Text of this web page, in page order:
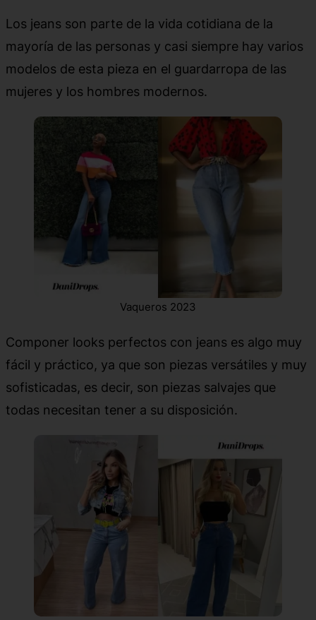
Los jeans son parte de la vida cotidiana de la
mayoría de las personas y casi siempre hay varios
modelos de esta pieza en el guardarropa de las
mujeres y los hombres modernos.
Vaqueros 2023
Componer looks perfectos con jeans es algo muy
fácil y práctico, ya que son piezas versátiles y muy
sofisticadas, es decir, son piezas salvajes que
todas necesitan tener a su disposición.